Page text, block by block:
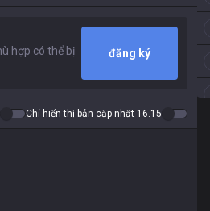
đăng ký
Chỉ hiển thị bản cập nhật 16.15